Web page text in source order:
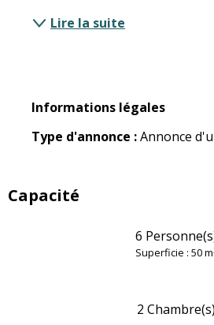
Lire la suite
Informations légales
Informations légales
Type d'annonce :Annonce
Capacité
6
Superficie : 50 m
2 Chambre(s)